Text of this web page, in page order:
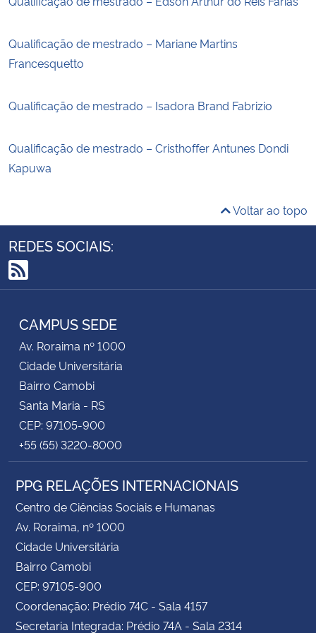
Qualificação de mestrado – Mariane Martins
Francesquetto
Qualificação de mestrado – Isadora Brand Fabrizio
Qualificação de mestrado – Cristhoffer Antunes Dondi
Kapuwa
Voltar ao topo
REDES SOCIAIS:
RSS
CAMPUS SEDE
Av. Roraima nº 1000
Cidade Universitária
Bairro Camobi
Santa Maria - RS
CEP: 97105-900
+55 (55) 3220-8000
PPG RELAÇÕES INTERNACIONAIS
Centro de Ciências Sociais e Humanas
Av. Roraima, nº 1000
Cidade Universitária
Bairro Camobi
CEP: 97105-900
Coordenação: Prédio 74C - Sala 4157
Secretaria Integrada: Prédio 74A - Sala 2314